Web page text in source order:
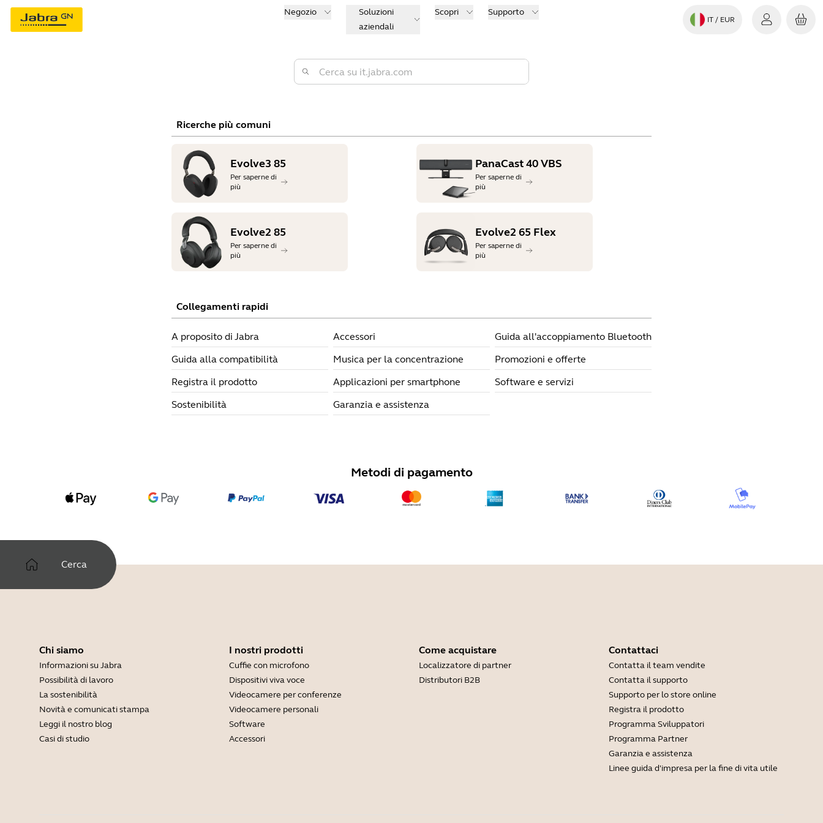
Negozio
Soluzioni
aziendali
Scopri Supporto
IT / EUR
Ricerche più comuni
Evolve3 85
Per saperne di
più
PanaCast 40 VBS
Per saperne di
più
Evolve2 85
Per saperne di
più
Evolve2 65 Flex
Per saperne di
più
Collegamenti rapidi
A proposito di Jabra Accessori
Guida all'accoppiamento Bluetooth
Guida alla compatibilità
Musica per la concentrazione
Promozioni e offerte
Registra il prodotto
Applicazioni per smartphone
Software e servizi
Sostenibilità
Garanzia e assistenza
Metodi di pagamento
Cerca
Chi siamo
Informazioni su Jabra
Possibilità di lavoro
La sostenibilità
Novità e comunicati stampa
Leggi il nostro blog
Casi di studio
I nostri prodotti
Cuffie con microfono
Dispositivi viva voce
Videocamere per conferenze
Videocamere personali
Software
Accessori
Come acquistare
Localizzatore di partner
Distributori B2B
Contattaci
Contatta il team vendite
Contatta il supporto
Supporto per lo store online
Registra il prodotto
Programma Sviluppatori
Programma Partner
Garanzia e assistenza
Linee guida d'impresa per la fine di vita utile